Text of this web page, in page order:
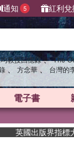
通知 5 紅利兌
教授回憶錄 、 The
、 方念華 、 台灣的
電子書
英國出版界指標大獎